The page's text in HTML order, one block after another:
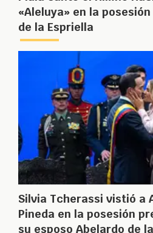
«Aleluya» en la
de la Espriella
Silvia Tcherassi vistió a
Pineda en la posesión
su esposo Abelardo de